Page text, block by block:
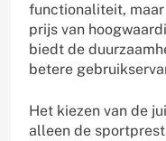
functionaliteit,
prijs van
biedt de
betere
Het kiezen van de
alleen de